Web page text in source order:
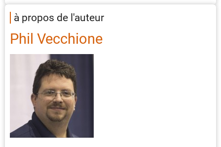
à propos de l'auteur
Phil Vecchione